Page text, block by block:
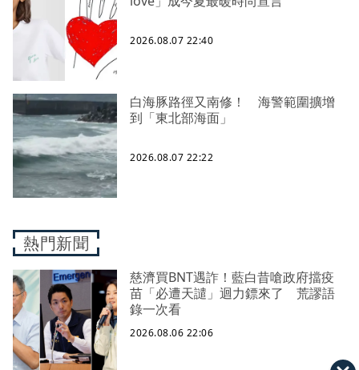
2026.08.07 22:40
白海豚路徑又南修！ 海警範圍擴增
到「東北部海面」
2026.08.07 22:22
熱門新聞
慈濟買BNT遇詐！藍白昔嗆政府擋疫
苗「必遭天譴」迴力鏢來了 荒謬語
錄一次看
2026.08.06 22:06